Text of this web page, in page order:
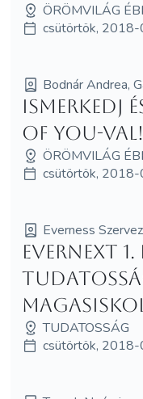
ÖRÖMVILÁG
csütörtök,
Bodnár Andrea,
Ismerkedj
of You-val!
ÖRÖMVILÁG
csütörtök,
Everness
Evernext
TUDATOSSÁG
csütörtök,